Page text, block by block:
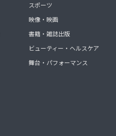
スポーツ
映像・映画
書籍・雑誌出版
ビューティー・ヘルスケア
舞台・パフォーマンス